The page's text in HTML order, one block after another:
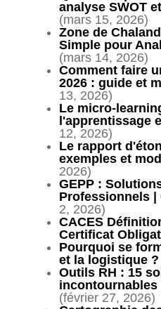
analyse SWOT
(mars 15, 2026)
Zone de
Simple pour
(mars 14, 2026)
Comment faire
2026 : guide et
13, 2026)
Le micro-
l'apprentissage
12, 2026)
Le rapport
exemples et
2026)
GEPP :
Professionnels |
2, 2026)
CACES
Certificat
Pourquoi se
et la logistique ?
Outils RH : 15
incontournables
(février 27, 2026)